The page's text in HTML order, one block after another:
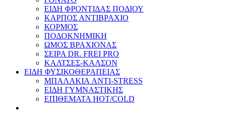
ΕΙΔΗ ΦΡΟΝΤΙΔΑΣ ΠΟΔΙΟΥ
ΚΑΡΠΟΣ ΑΝΤΙΒΡΑΧΙΟ
ΚΟΡΜΟΣ
ΠΟΔΟΚΝΗΜΙΚΗ
ΩΜΟΣ ΒΡΑΧΙΟΝΑΣ
ΣΕΙΡΑ DR. FREI PRO
ΚΑΛΤΣΕΣ-ΚΑΛΣΟΝ
ΕΙΔΗ ΦΥΣΙΚΟΘΕΡΑΠΕΙΑΣ
ΜΠΑΛΑΚΙΑ ANTI-STRESS
ΕΙΔΗ ΓΥΜΝΑΣΤΙΚΗΣ
ΕΠΙΘΕΜΑΤΑ HOT/COLD